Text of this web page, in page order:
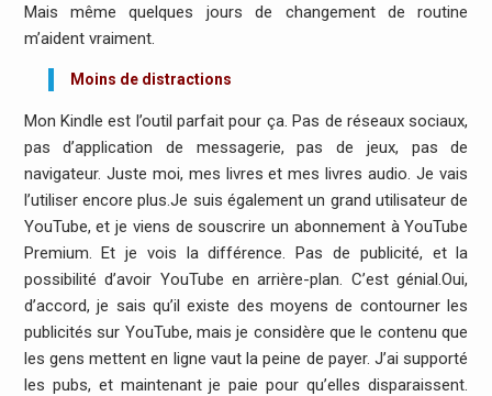
Mais même quelques jours de changement de routine
m’aident vraiment.
Moins de distractions
Mon Kindle est l’outil parfait pour ça. Pas de réseaux sociaux,
pas d’application de messagerie, pas de jeux, pas de
navigateur. Juste moi, mes livres et mes livres audio. Je vais
l’utiliser encore plus.Je suis également un grand utilisateur de
YouTube, et je viens de souscrire un abonnement à YouTube
Premium. Et je vois la différence. Pas de publicité, et la
possibilité d’avoir YouTube en arrière-plan. C’est génial.Oui,
d’accord, je sais qu’il existe des moyens de contourner les
publicités sur YouTube, mais je considère que le contenu que
les gens mettent en ligne vaut la peine de payer. J’ai supporté
les pubs, et maintenant je paie pour qu’elles disparaissent.